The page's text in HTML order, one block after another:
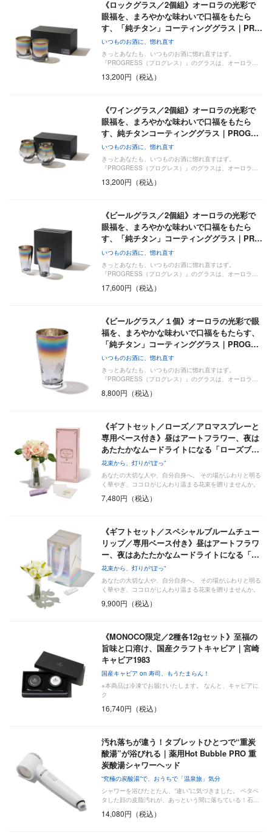
《ロックグラス／2個組》オーロラの光彩で
眼福を、まろやかな味わいで口福をもたら
す、「純チタン」コーティンググラス｜PR…
いつものお酒に、惚れ直す
きっとあなたも、いつものお酒に惚れ直すはず。
『PROGRESS（プログレス）』のグラスは、オーロラ…
13,200円（税込）
《ワイングラス／2個組》オーロラの光彩で
眼福を、まろやかな味わいで口福をもたら
す、純チタンコーティンググラス｜PROG…
いつものお酒に、惚れ直す
きっとあなたも、いつものお酒に惚れ直すはず。
『PROGRESS（プログレス）』のグラスは、オーロラ…
13,200円（税込）
《ビールグラス／2個組》オーロラの光彩で
眼福を、まろやかな味わいで口福をもたら
す、「純チタン」コーティンググラス｜PR…
いつものお酒に、惚れ直す
きっとあなたも、いつものお酒に惚れ直すはず。
『PROGRESS（プログレス）』のグラスは、オーロラ…
17,600円（税込）
《ビールグラス／１個》オーロラの光彩で眼
福を、まろやかな味わいで口福をもたらす、
「純チタン」コーティンググラス｜PROG…
いつものお酒に、惚れ直す
きっとあなたも、いつものお酒に惚れ直すはず。
『PROGRESS（プログレス）』のグラスは、オーロラ…
8,800円（税込）
《ギフトセット／ローズ／アロマスプレーと
専用ベース付き》昼はアートフラワー、夜は
あたたかなムードライトになる「ローズブ…
花束から、灯りが“ぽっ”
あなたの大切な人や、自分自身へ。 その場がふわりと明る
く華やぎ、ココロがじんわり温まる花束を贈りませんか。
7,480円（税込）
《ギフトセット／スペシャルブルームチュー
リップ／専用ベース付き》昼はアートフラワ
ー、夜はあたたかなムードライトになる「…
花束から、灯りが“ぽっ”
あなたの大切な人や、自分自身へ。 その場がふわりと明る
く華やぎ、ココロがじんわり温まる花束を贈りませんか。
9,900円（税込）
《MONOCO限定／2種各12gセット》至福の
旨味と口溶け、国産クラフトキャビア｜宮崎
キャビア1983
国産キャビア on 寿司、もうたまらん！
※本商品は冷凍でお届けいたします。 なんと、キャビアに
ク
16,740円（税込）
汚れ落ちが違う！タブレットひとつで“重炭
酸湯”が浴びれる｜薬用Hot Bubble PRO 重
炭酸湯シャワーヘッド
“究極の炭酸湯”で、おうちで「温泉旅」気分
シャワーを浴びたとたん、“違い”に気づきました。 ベタベ
タした顔の皮脂汚れが、あっという間に落ちている！石…
14,080円（税込）